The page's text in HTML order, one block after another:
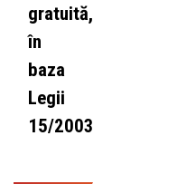
gratuită,
în
baza
Legii
15/2003